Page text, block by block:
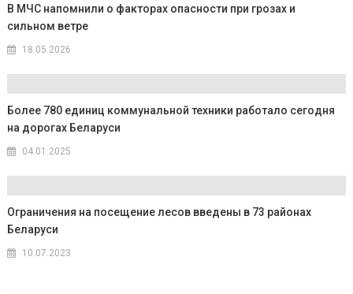
В МЧС напомнили о факторах опасности при грозах и
сильном ветре
18.05.2026
Более 780 единиц коммунальной техники работало сегодня
на дорогах Беларуси
04.01.2025
Ограничения на посещение лесов введены в 73 районах
Беларуси
10.07.2023